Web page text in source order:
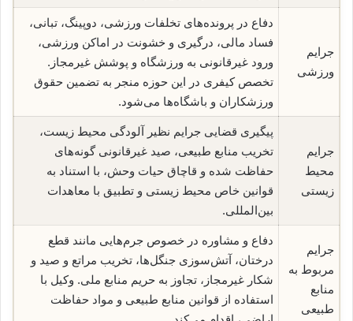
جرایم
ورزشی
دفاع در پرونده‌های تخلفات ورزشی، دوپینگ، تبانی،
فساد مالی، درگیری و خشونت در اماکن ورزشی،
ورود غیرقانونی به ورزشگاه و پوشش غیرمجاز.
تخصص کیفری در این حوزه منجر به تضمین حقوق
ورزشکاران و باشگاه‌ها می‌شود.
جرایم
محیط
زیستی
پیگیری قضایی جرایم نظیر آلودگی محیط زیست،
تخریب منابع طبیعی، صید غیرقانونی گونه‌های
حفاظت شده و قاچاق حیات وحش، با استناد به
قوانین خاص محیط زیستی و تطبیق با معاهدات
بین‌المللی.
جرایم
مربوط به
منابع
طبیعی
دفاع و مشاوره در خصوص جرم‌هایی مانند قطع
درختان، آتش‌سوزی جنگل‌ها، تخریب مراتع و صید و
شکار غیرمجاز، تجاوز به حریم منابع ملی. وکیل با
استفاده از قوانین منابع طبیعی و مواد حفاظت